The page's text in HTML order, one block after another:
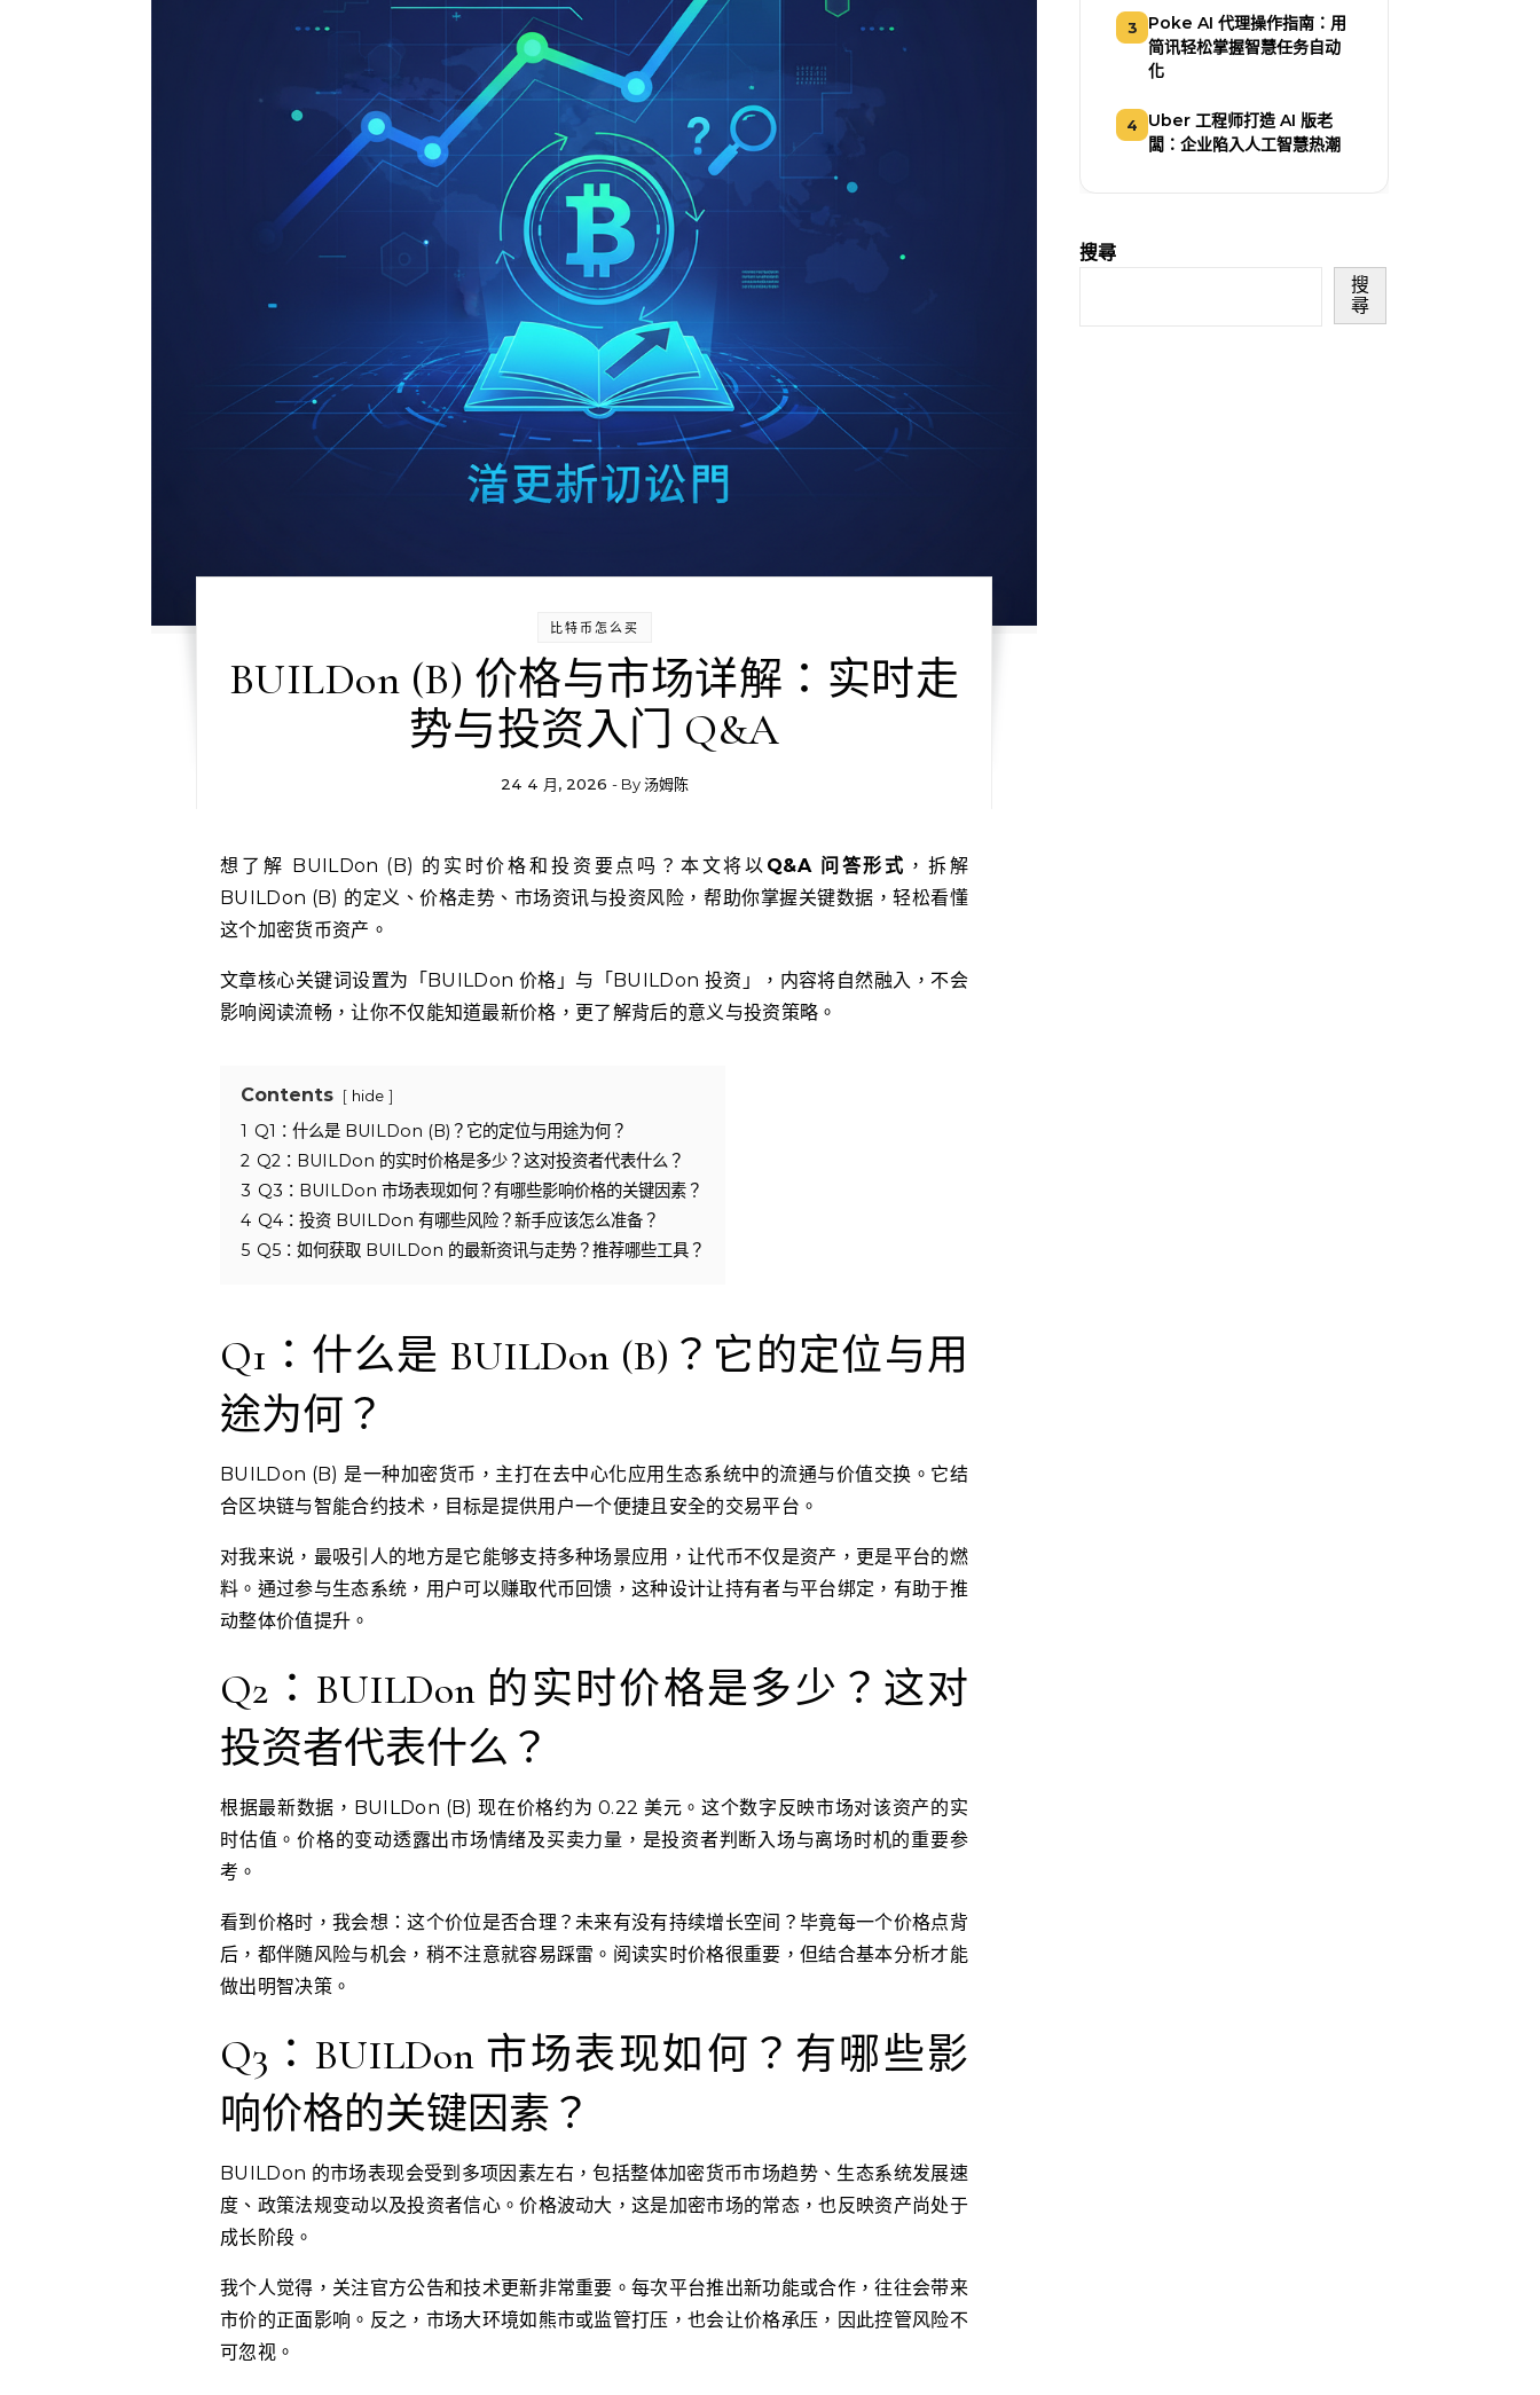
比特币怎么买
BUILDon (B) 价格与市场详解：实时走
势与投资入门 Q&A
24 4 月, 2026 - By汤姆陈
想了解 BUILDon (B) 的实时价格和投资要点吗？本文将以 Q&A 问答形式 ，拆解
BUILDon (B) 的定义、价格走势、市场资讯与投资风险，帮助你掌握关键数据，轻松看懂
这个加密货币资产。
文章核心关键词设置为「BUILDon 价格」与「BUILDon 投资」，内容将自然融入，不会
影响阅读流畅，让你不仅能知道最新价格，更了解背后的意义与投资策略。
Contents hide
1 Q1：什么是 BUILDon (B)？它的定位与用途为何？
2 Q2：BUILDon 的实时价格是多少？这对投资者代表什么？
3 Q3：BUILDon 市场表现如何？有哪些影响价格的关键因素？
4 Q4：投资 BUILDon 有哪些风险？新手应该怎么准备？
5 Q5：如何获取 BUILDon 的最新资讯与走势？推荐哪些工具？
Q1：什么是 BUILDon (B)？它的定位与用
途为何？
BUILDon (B) 是一种加密货币，主打在去中心化应用生态系统中的流通与价值交换。它结
合区块链与智能合约技术，目标是提供用户一个便捷且安全的交易平台。
对我来说，最吸引人的地方是它能够支持多种场景应用，让代币不仅是资产，更是平台的燃
料。通过参与生态系统，用户可以赚取代币回馈，这种设计让持有者与平台绑定，有助于推
动整体价值提升。
Q2：BUILDon 的实时价格是多少？这对
投资者代表什么？
根据最新数据，BUILDon (B) 现在价格约为 0.22 美元。这个数字反映市场对该资产的实
时估值。价格的变动透露出市场情绪及买卖力量，是投资者判断入场与离场时机的重要参
考。
看到价格时，我会想：这个价位是否合理？未来有没有持续增长空间？毕竟每一个价格点背
后，都伴随风险与机会，稍不注意就容易踩雷。阅读实时价格很重要，但结合基本分析才能
做出明智决策。
Q3：BUILDon 市场表现如何？有哪些影
响价格的关键因素？
BUILDon 的市场表现会受到多项因素左右，包括整体加密货币市场趋势、生态系统发展速
度、政策法规变动以及投资者信心。价格波动大，这是加密市场的常态，也反映资产尚处于
成长阶段。
我个人觉得，关注官方公告和技术更新非常重要。每次平台推出新功能或合作，往往会带来
市价的正面影响。反之，市场大环境如熊市或监管打压，也会让价格承压，因此控管风险不
可忽视。
3
Poke AI 代理操作指南：用
简讯轻松掌握智慧任务自动
化
4
Uber 工程师打造 AI 版老
闆：企业陷入人工智慧热潮
搜尋
搜
尋